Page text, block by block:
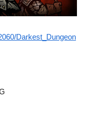
Darkest_Dungeon